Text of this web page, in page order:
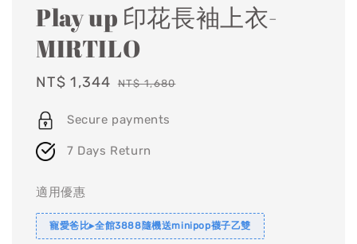
Play up 印花長袖上衣-
MIRTILO
Sale
NT$ 1,344 Regular
NT$ 1,680
Secure payments
7 Days Return
適用優惠
寵愛爸比▸全館3888隨機送minipop襪子乙雙